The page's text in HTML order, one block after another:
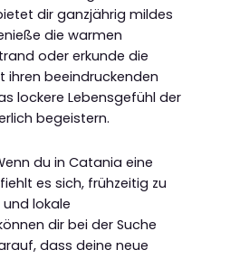
dir ganzjährig mildes
die warmen
oder erkunde die
beeindruckenden
lockere Lebensgefühl der
begeistern.
du in Catania eine
es sich, frühzeitig zu
lokale
dir bei der Suche
dass deine neue